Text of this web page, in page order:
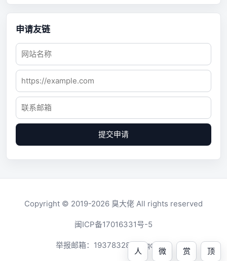
申请友链
提交申请
人 微 赏 顶
Copyright © 2019-2026 臭大佬 All rights reserved
闽ICP备17016331号-5
举报邮箱： 1937832819@qq.com